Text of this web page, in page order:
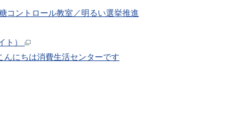
ントロール教室／明るい選挙推進
ト）
にちは消費生活センターです